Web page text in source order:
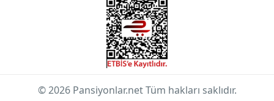
© 2026 Pansiyonlar.net Tüm hakları saklıdır.